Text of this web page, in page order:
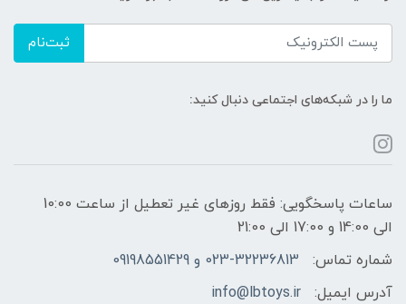
ثبت‌نام
ما را در شبکه‌های اجتماعی دنبال کنید:
ساعات پاسخگویی: فقط روزهای غیر تعطیل از ساعت 10:00
الی 14:00 و 17:00 الی 21:00
شماره تماس:
023-32236813 و 09198551429
آدرس ایمیل:
info@lbtoys.ir